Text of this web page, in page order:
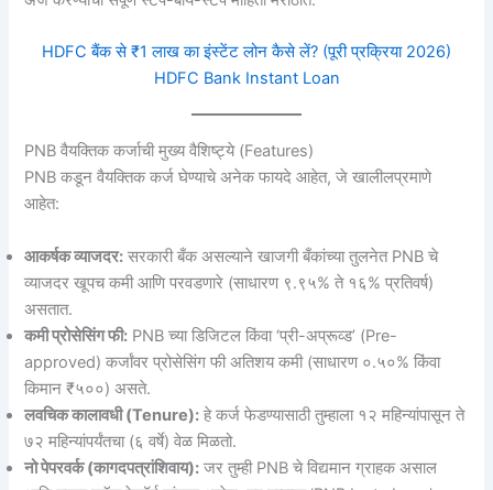
HDFC बैंक से ₹1 लाख का इंस्टेंट लोन कैसे लें? (पूरी प्रक्रिया 2026)
HDFC Bank Instant Loan
PNB वैयक्तिक कर्जाची मुख्य वैशिष्ट्ये (Features)
PNB कडून वैयक्तिक कर्ज घेण्याचे अनेक फायदे आहेत, जे खालीलप्रमाणे
आहेत:
आकर्षक व्याजदर: सरकारी बँक असल्याने खाजगी बँकांच्या तुलनेत PNB चे
व्याजदर खूपच कमी आणि परवडणारे (साधारण ९.९५% ते १६% प्रतिवर्ष)
असतात.
कमी प्रोसेसिंग फी: PNB च्या डिजिटल किंवा ‘प्री-अप्रूव्ड’ (Pre-
approved) कर्जांवर प्रोसेसिंग फी अतिशय कमी (साधारण ०.५०% किंवा
किमान ₹५००) असते.
लवचिक कालावधी (Tenure): हे कर्ज फेडण्यासाठी तुम्हाला १२ महिन्यांपासून ते
७२ महिन्यांपर्यंतचा (६ वर्षे) वेळ मिळतो.
नो पेपरवर्क (कागदपत्रांशिवाय): जर तुम्ही PNB चे विद्यमान ग्राहक असाल